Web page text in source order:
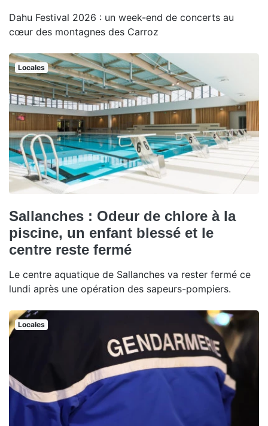
Dahu Festival 2026 : un week-end de concerts au
cœur des montagnes des Carroz
Locales
Sallanches : Odeur de chlore à la
piscine, un enfant blessé et le
centre reste fermé
Le centre aquatique de Sallanches va rester fermé ce
lundi après une opération des sapeurs-pompiers.
Locales